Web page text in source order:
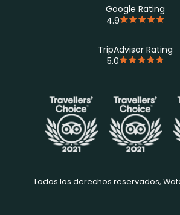
Todos los derechos reservados,
Google Rating
4.9
TripAdvisor Rating
5.0